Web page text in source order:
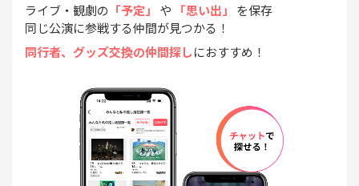
ライブ・観劇の 「予定」 や 「思い出」
を保存
同じ公演に参戦する仲間が見つかる！
同行者、グッズ交換の仲間探しにおすすめ！